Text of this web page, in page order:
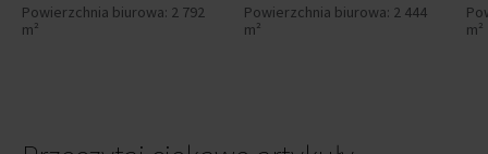
Powierzchnia biurowa: 2 792
m²
Powierzchnia biurowa: 2 444
m²
m²